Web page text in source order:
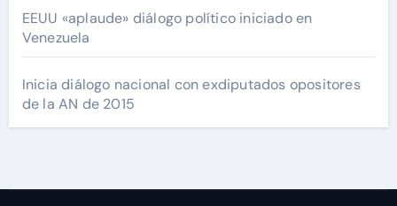
EEUU «aplaude» diálogo político iniciado en
Venezuela
Inicia diálogo nacional con exdiputados opositores
de la AN de 2015